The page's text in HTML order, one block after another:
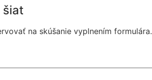
šiat
na skúšanie vyplnením formulára.